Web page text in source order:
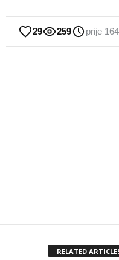
29 259 prije
RELATED